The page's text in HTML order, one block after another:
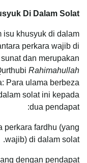
Di Dalam Solat
isu khusyuk di dalam
perkara wajib di
dan merupakan
Rahimahullah
Para ulama berbeza
solat ini kepada
dua pendapat:
perkara fardhu (yang
wajib) di dalam solat.
dengan pendapat